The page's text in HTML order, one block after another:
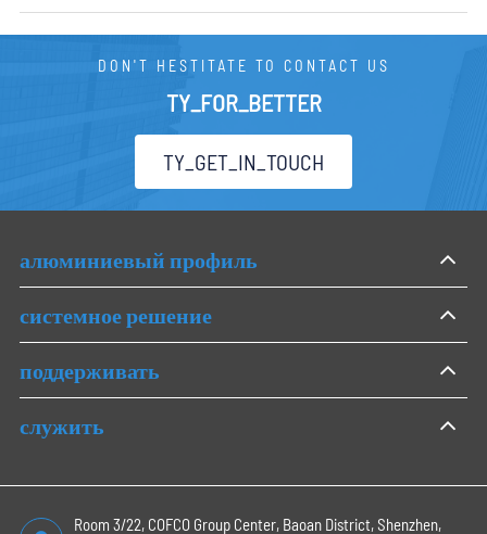
DON'T HESTITATE TO CONTACT US
TY_FOR_BETTER
TY_GET_IN_TOUCH
алюминиевый профиль
системное решение
поддерживать
служить
Room 3/22, COFCO Group Center, Baoan District, Shenzhen,